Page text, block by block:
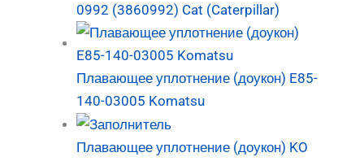
0992 (3860992) Cat (Caterpillar)
Плавающее уплотнение (доукон) E85-
140-03005 Komatsu
Плавающее уплотнение (доукон) KO